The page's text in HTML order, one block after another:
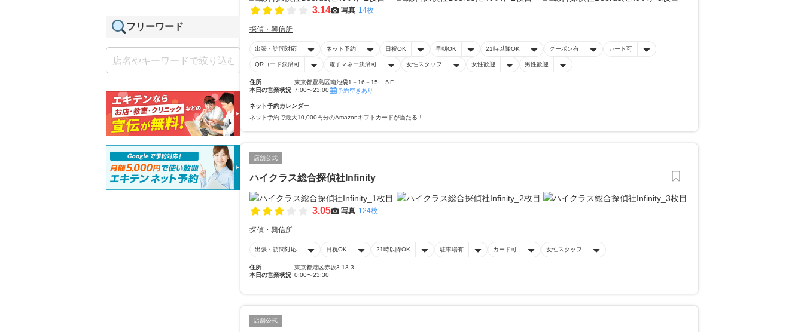
3.14 写真 14枚
探偵・興信所
出張・訪問対応 ネット予約 日祝OK 早朝OK 21時以降OK クーポン有 カード可
QRコード決済可 電子マネー決済可 女性スタッフ 女性歓迎 男性歓迎
住所
東京都豊島区南池袋1－16－15 ５F
本日の営業状況 7:00〜23:00 予約空きあり
ネット予約カレンダー
ネット予約で最大10,000円分のAmazonギフトカードが当たる！
店舗公式
ハイクラス総合探偵社Infinity
3.05 写真 124枚
探偵・興信所
出張・訪問対応 日祝OK 21時以降OK 駐車場有 カード可 女性スタッフ
住所
東京都港区赤坂3-13-3
本日の営業状況 0:00〜23:30
店舗公式
フリーワード